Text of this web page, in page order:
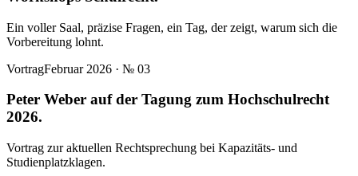
Ein voller Saal, präzise Fragen, ein Tag, der zeigt, warum sich die
Vorbereitung lohnt.
VortragFebruar 2026 · № 03
Peter Weber auf der Tagung zum Hochschulrecht
2026.
Vortrag zur aktuellen Rechtsprechung bei Kapazitäts- und
Studienplatzklagen.